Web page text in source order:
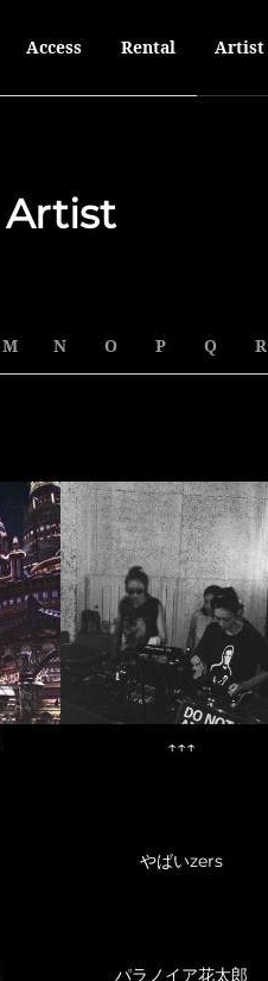
Access Rental Artist
Artist
M N O P Q R
↑↑↑
やばいzers
パラノイア花太郎